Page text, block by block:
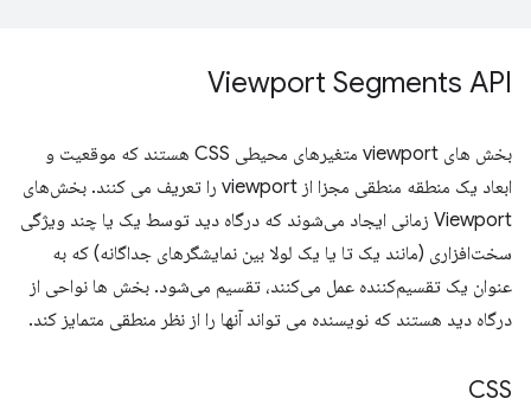
Viewport Segments API
بخش های viewport متغیرهای محیطی CSS هستند که موقعیت و
ابعاد یک منطقه منطقی مجزا از viewport را تعریف می کنند. بخش‌های
Viewport زمانی ایجاد می‌شوند که درگاه دید توسط یک یا چند ویژگی
سخت‌افزاری (مانند یک تا یا یک لولا بین نمایشگرهای جداگانه) که به
عنوان یک تقسیم‌کننده عمل می‌کنند، تقسیم می‌شود. بخش ها نواحی از
درگاه دید هستند که نویسنده می تواند آنها را از نظر منطقی متمایز کند.
CSS